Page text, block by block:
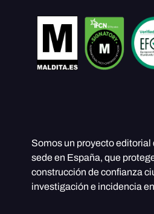
Somos un proyecto editorial
sede en España, que
construcción de confianza
investigación e incidencia